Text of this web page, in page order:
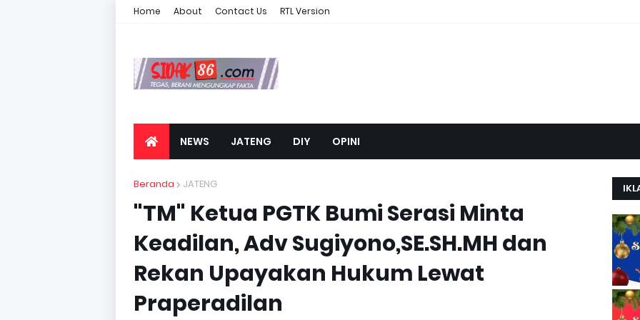
Home About Contact Us RTL Version
NEWS JATENG DIY OPINI
Beranda JATENG
"TM" Ketua PGTK Bumi Serasi Minta
Keadilan, Adv Sugiyono,SE.SH.MH dan
Rekan Upayakan Hukum Lewat
Praperadilan